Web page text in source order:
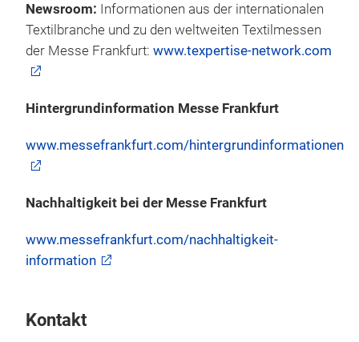
Newsroom: Informationen aus der internationalen
Textilbranche und zu den weltweiten Textilmessen
der Messe Frankfurt: www.texpertise-network.com
Hintergrundinformation Messe Frankfurt
www.messefrankfurt.com/hintergrundinformationen
Nachhaltigkeit bei der Messe Frankfurt
www.messefrankfurt.com/nachhaltigkeit-
information
Kontakt